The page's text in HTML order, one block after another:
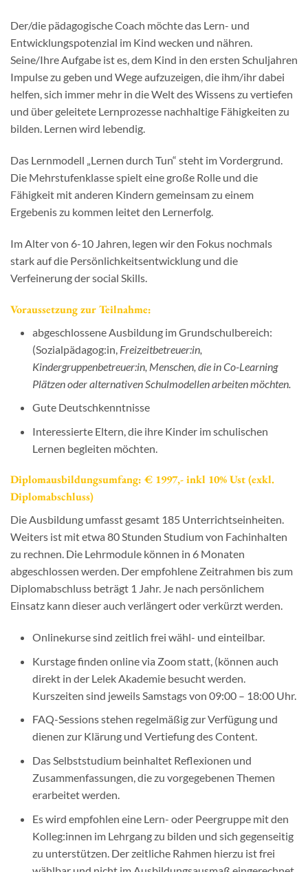
Der/die pädagogische Coach möchte das Lern- und
Entwicklungspotenzial im Kind wecken und nähren.
Seine/Ihre Aufgabe ist es, dem Kind in den ersten Schuljahren
Impulse zu geben und Wege aufzuzeigen, die ihm/ihr dabei
helfen, sich immer mehr in die Welt des Wissens zu vertiefen
und über geleitete Lernprozesse nachhaltige Fähigkeiten zu
bilden. Lernen wird lebendig.
Das Lernmodell „Lernen durch Tun“ steht im Vordergrund.
Die Mehrstufenklasse spielt eine große Rolle und die
Fähigkeit mit anderen Kindern gemeinsam zu einem
Ergebenis zu kommen leitet den Lernerfolg.
Im Alter von 6-10 Jahren, legen wir den Fokus nochmals
stark auf die Persönlichkeitsentwicklung und die
Verfeinerung der social Skills.
Voraussetzung zur Teilnahme:
abgeschlossene Ausbildung im Grundschulbereich:
(Sozialpädagog:in, Freizeitbetreuer:in,
Kindergruppenbetreuer:in, Menschen, die in Co-Learning
Plätzen oder alternativen Schulmodellen arbeiten möchten.
Gute Deutschkenntnisse
Interessierte Eltern, die ihre Kinder im schulischen
Lernen begleiten möchten.
Diplomausbildungsumfang: € 1997,- inkl 10% Ust (exkl.
Diplomabschluss)
Die Ausbildung umfasst gesamt 185 Unterrichtseinheiten.
Weiters ist mit etwa 80 Stunden Studium von Fachinhalten
zu rechnen. Die Lehrmodule können in 6 Monaten
abgeschlossen werden. Der empfohlene Zeitrahmen bis zum
Diplomabschluss beträgt 1 Jahr. Je nach persönlichem
Einsatz kann dieser auch verlängert oder verkürzt werden.
Onlinekurse sind zeitlich frei wähl- und einteilbar.
Kurstage finden online via Zoom statt, (können auch
direkt in der Lelek Akademie besucht werden.
Kurszeiten sind jeweils Samstags von 09:00 – 18:00 Uhr.
FAQ-Sessions stehen regelmäßig zur Verfügung und
dienen zur Klärung und Vertiefung des Content.
Das Selbststudium beinhaltet Reflexionen und
Zusammenfassungen, die zu vorgegebenen Themen
erarbeitet werden.
Es wird empfohlen eine Lern- oder Peergruppe mit den
Kolleg:innen im Lehrgang zu bilden und sich gegenseitig
zu unterstützen. Der zeitliche Rahmen hierzu ist frei